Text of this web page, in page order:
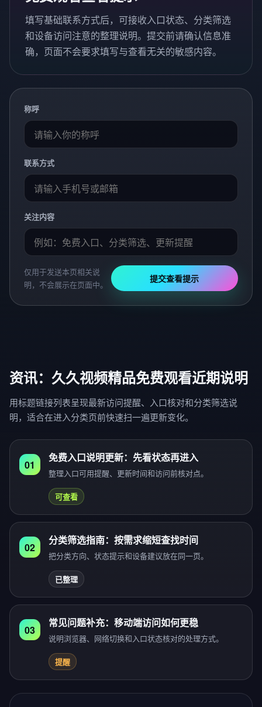
填写基础联系方式后，可接收入口状态、分类筛选
和设备访问注意的整理说明。提交前请确认信息准
确，页面不会要求填写与查看无关的敏感内容。
称呼
联系方式
关注内容
仅用于发送本页相关说
明，不会展示在页面中。
提交查看提示
资讯：久久视频精品免费观看近期说明
用标题链接列表呈现最新访问提醒、入口核对和分类筛选说
明，适合在进入分类页前快速扫一遍更新变化。
01
免费入口说明更新：先看状态再进入
整理入口可用提醒、更新时间和访问前核对点。
可查看
02
分类筛选指南：按需求缩短查找时间
把分类方向、状态提示和设备建议放在同一页。
已整理
03
常见问题补充：移动端访问如何更稳
说明浏览器、网络切换和入口状态核对的处理方式。
提醒